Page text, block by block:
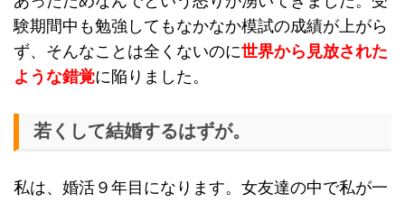
験期間中も勉強してもなかなか模試の成績が上がら
ず、そんなことは全くないのに世界から見放された
ような錯覚に陥りました。
若くして結婚するはずが。
私は、婚活９年目になります。女友達の中で私が一